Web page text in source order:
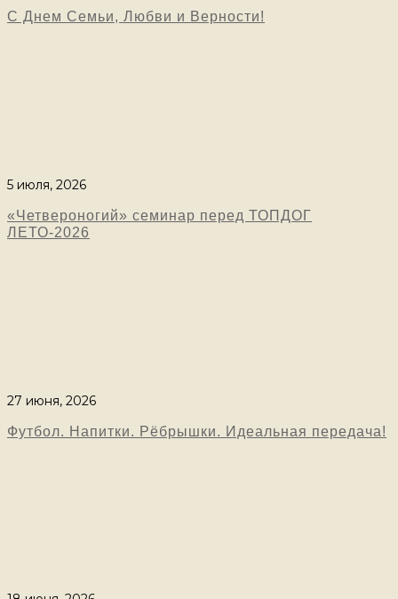
С Днем Семьи, Любви и Верности!
5 июля, 2026
«Четвероногий» семинар перед ТОПДОГ
ЛЕТО-2026
27 июня, 2026
Футбол. Напитки. Рёбрышки. Идеальная передача!